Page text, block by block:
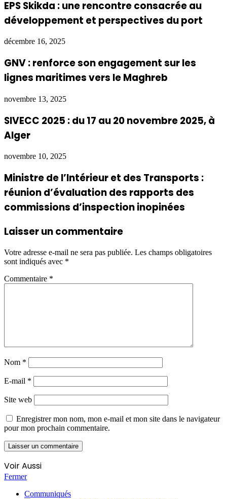
EPS Skikda : une rencontre consacrée au
développement et perspectives du port
décembre 16, 2025
GNV : renforce son engagement sur les
lignes maritimes vers le Maghreb
novembre 13, 2025
SIVECC 2025 : du 17 au 20 novembre 2025, à
Alger
novembre 10, 2025
Ministre de l’Intérieur et des Transports :
réunion d’évaluation des rapports des
commissions d’inspection inopinées
Laisser un commentaire
Votre adresse e-mail ne sera pas publiée. Les champs obligatoires
sont indiqués avec *
Commentaire *
Nom *
E-mail *
Site web
Enregistrer mon nom, mon e-mail et mon site dans le navigateur
pour mon prochain commentaire.
Voir Aussi
Fermer
Communiqués